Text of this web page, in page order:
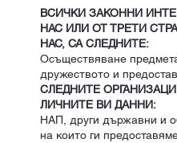
ВСИЧКИ ЗАКОННИ
НАС ИЛИ ОТ ТРЕТИ
НАС, СА СЛЕДНИТЕ:
Осъществяване
дружеството и
СЛЕДНИТЕ
ЛИЧНИТЕ ВИ ДАННИ:
НАП, други държавни и
на които ги